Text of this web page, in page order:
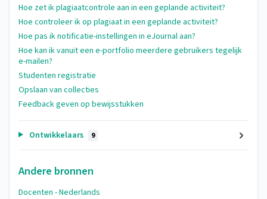
Hoe zet ik plagiaatcontrole aan in een geplande activiteit?
Hoe controleer ik op plagiaat in een geplande activiteit?
Hoe pas ik notificatie-instellingen in eJournal aan?
Hoe kan ik vanuit een e-portfolio meerdere gebruikers tegelijk
e-mailen?
Studenten registratie
Opslaan van collecties
Feedback geven op bewijsstukken
Ontwikkelaars 9
Andere bronnen
Docenten - Nederlands